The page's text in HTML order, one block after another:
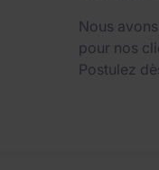
Nous
pour nos
Postulez